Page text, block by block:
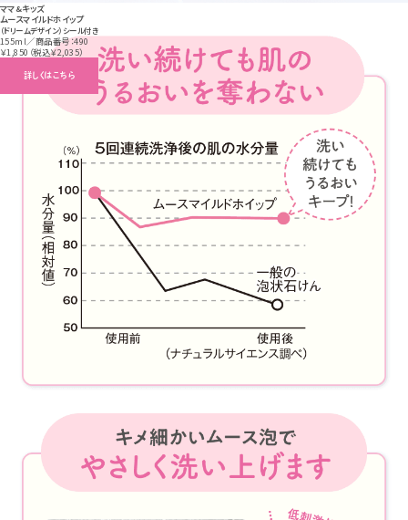
ママ&キッズ
ムースマイルドホイップ
（ドリームデザイン）シール付き
155ml／商品番号：490
￥1,850（税込￥2,035）
詳しくはこちら